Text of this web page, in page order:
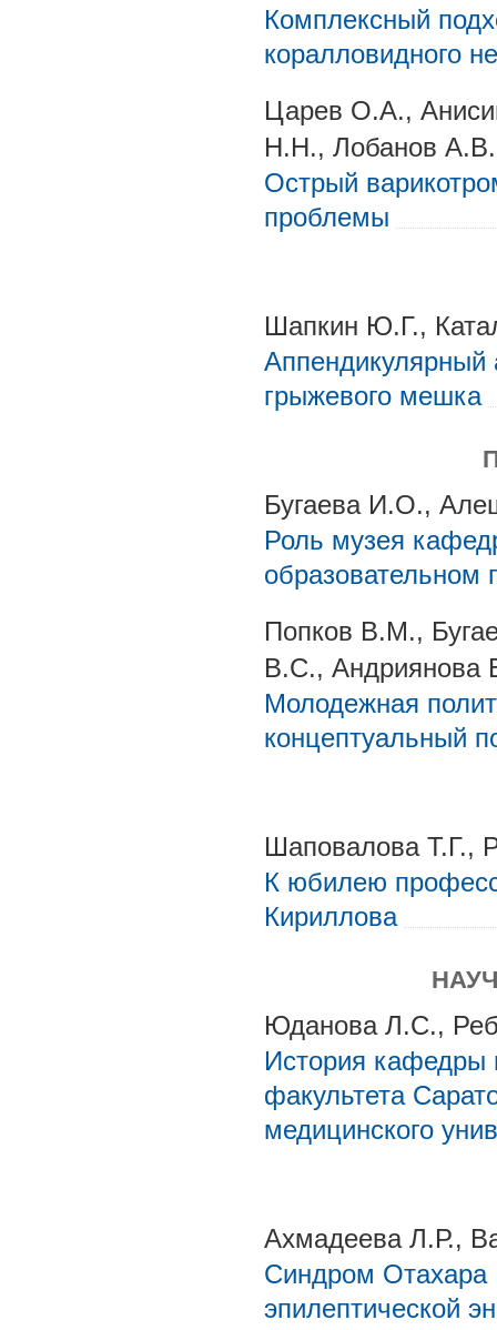
Комплексный
коралловидного
Царев О.А.,
Н.Н., Лобанов
Острый
проблемы
Шапкин Ю.Г.,
грыжевого мешка
Бугаева И.О.,
Роль музея
образовательном
Попков В.М.,
B.C., Андриянова
Молодежная
концептуальный
Шаповалова
К юбилею
Кириллова
Юданова Л.С.,
История кафедры
факультета
медицинского
Ахмадеева Л.Р.,
Синдром Отахара
эпилептической